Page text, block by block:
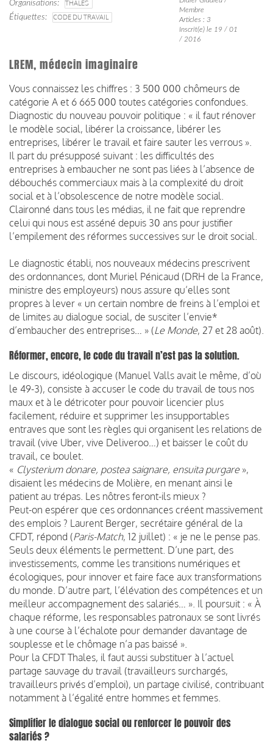
Organisations
THALES
Étiquettes
CODE DU TRAVAIL
Membre
Articles : 3
Inscrit(e) le 19 / 01
/ 2016
LREM, médecin imaginaire
Vous connaissez les chiffres : 3 500 000 chômeurs de
catégorie A et 6 665 000 toutes catégories confondues.
Diagnostic du nouveau pouvoir politique : « il faut rénover
le modèle social, libérer la croissance, libérer les
entreprises, libérer le travail et faire sauter les verrous ».
Il part du présupposé suivant : les difficultés des
entreprises à embaucher ne sont pas liées à l’absence de
débouchés commerciaux mais à la complexité du droit
social et à l’obsolescence de notre modèle social.
Claironné dans tous les médias, il ne fait que reprendre
celui qui nous est asséné depuis 30 ans pour justifier
l’empilement des réformes successives sur le droit social.
Le diagnostic établi, nos nouveaux médecins prescrivent
des ordonnances, dont Muriel Pénicaud (DRH de la France,
ministre des employeurs) nous assure qu’elles sont
propres à lever « un certain nombre de freins à l’emploi et
de limites au dialogue social, de susciter l’envie*
d’embaucher des entreprises… » (Le Monde, 27 et 28 août).
Réformer, encore, le code du travail n’est pas la solution.
Le discours, idéologique (Manuel Valls avait le même, d’où
le 49-3), consiste à accuser le code du travail de tous nos
maux et à le détricoter pour pouvoir licencier plus
facilement, réduire et supprimer les insupportables
entraves que sont les règles qui organisent les relations de
travail (vive Uber, vive Deliveroo…) et baisser le coût du
travail, ce boulet.
« Clysterium donare, postea saignare, ensuita purgare »,
disaient les médecins de Molière, en menant ainsi le
patient au trépas. Les nôtres feront-ils mieux ?
Peut-on espérer que ces ordonnances créent massivement
des emplois ? Laurent Berger, secrétaire général de la
CFDT, répond (Paris-Match, 12 juillet) : « je ne le pense pas.
Seuls deux éléments le permettent. D’une part, des
investissements, comme les transitions numériques et
écologiques, pour innover et faire face aux transformations
du monde. D’autre part, l’élévation des compétences et un
meilleur accompagnement des salariés… ». Il poursuit : « À
chaque réforme, les responsables patronaux se sont livrés
à une course à l’échalote pour demander davantage de
souplesse et le chômage n’a pas baissé ».
Pour la CFDT Thales, il faut aussi substituer à l’actuel
partage sauvage du travail (travailleurs surchargés,
travailleurs privés d’emploi), un partage civilisé, contribuant
notamment à l’égalité entre hommes et femmes.
Simplifier le dialogue social ou renforcer le pouvoir des
salariés ?